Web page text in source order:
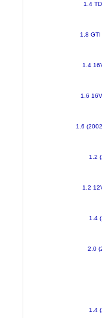
1.4
1.8
1.4
1.6
1.6
1.2
1.2
1.4
2.0
1.4